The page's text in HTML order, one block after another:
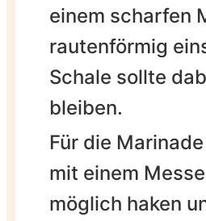
einem scharfen
rautenförmig
Schale sollte
bleiben.
Für die
mit einem
möglich haken